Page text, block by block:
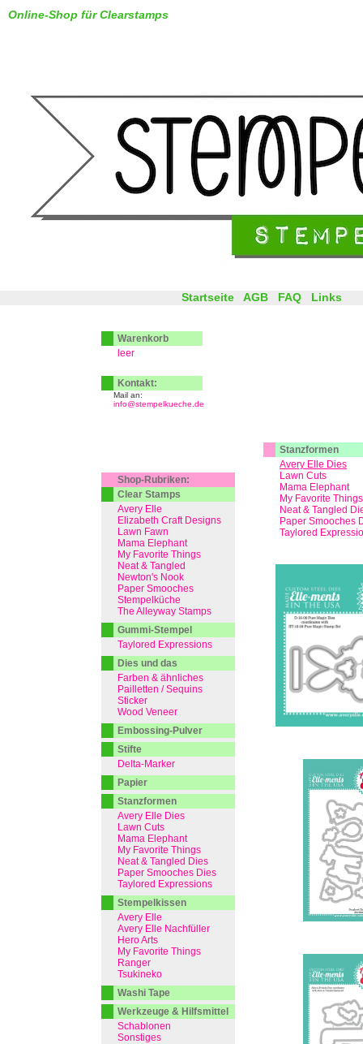
Online-Shop für Clearstamps
Stanzformen
Avery Elle Dies
Lawn Cuts
Mama Elephant
My Favorite Things
Neat & Tangled
Paper Smooches
Taylored
Startseite AGB FAQ Links
Warenkorb
leer
Kontakt:
Mail an:
info@stempelkueche.de
Shop-Rubriken:
Clear Stamps
Avery Elle
Elizabeth Craft Designs
Lawn Fawn
Mama Elephant
My Favorite Things
Neat & Tangled
Newton's Nook
Paper Smooches
Stempelküche
The Alleyway Stamps
Gummi-Stempel
Taylored Expressions
Dies und das
Farben & ähnliches
Pailletten / Sequins
Sticker
Wood Veneer
Embossing-Pulver
Stifte
Delta-Marker
Papier
Stanzformen
Avery Elle Dies
Lawn Cuts
Mama Elephant
My Favorite Things
Neat & Tangled Dies
Paper Smooches Dies
Taylored Expressions
Stempelkissen
Avery Elle
Avery Elle Nachfüller
Hero Arts
My Favorite Things
Ranger
Tsukineko
Washi Tape
Werkzeuge & Hilfsmittel
Schablonen
Sonstiges